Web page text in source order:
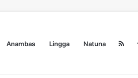
Anambas Lingga Natuna